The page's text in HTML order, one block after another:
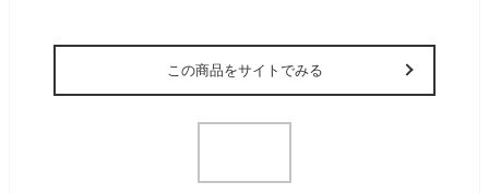
この商品をサイトでみる